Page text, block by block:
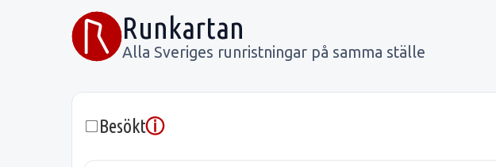
Runkartan
Alla Sveriges runristningar på samma ställe
Besöktⓘ